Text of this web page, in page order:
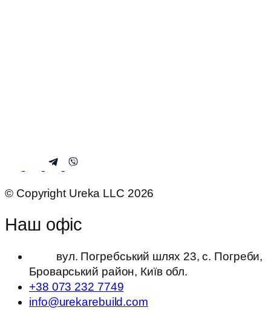
© Copyright Ureka LLC 2026
Наш офіс
вул. Погребський шлях 23, с. Погреби,
Броварський район, Київ обл.
+38 073 232 7749
info@urekarebuild.com